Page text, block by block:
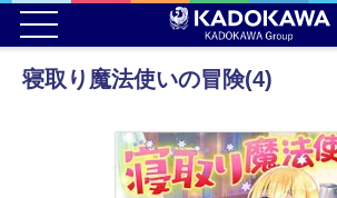
寝取り魔法使いの冒険(4)